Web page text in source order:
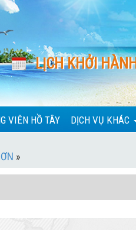
LỊCH KHỞI HÀNH
VIÊN HỒ TÂY DỊCH VỤ KHÁC
»